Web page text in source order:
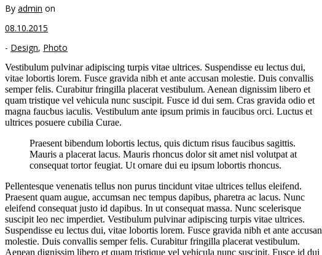
By admin on
08.10.2015
- Design, Photo
Vestibulum pulvinar adipiscing turpis vitae ultrices. Suspendisse eu lectus dui,
vitae lobortis lorem. Fusce gravida nibh et ante accusan molestie. Duis convallis
semper felis. Curabitur fringilla placerat vestibulum. Aenean dignissim libero et
quam tristique vel vehicula nunc suscipit. Fusce id dui sem. Cras gravida odio et
magna faucbus iaculis. Vestibulum ante ipsum primis in faucibus orci. Luctus et
ultrices posuere cubilia Curae.
Praesent bibendum lobortis lectus, quis dictum risus faucibus sagittis.
Mauris a placerat lacus. Mauris rhoncus dolor sit amet nisl volutpat at
consequat tortor feugiat. Ut ornare dui eu ipsum lobortis rhoncus.
Pellentesque venenatis tellus non purus tincidunt vitae ultrices tellus eleifend.
Praesent quam augue, accumsan nec tempus dapibus, pharetra ac lacus. Nunc
eleifend consequat justo id dapibus. In ut consequat massa. Nunc scelerisque
suscipit leo nec imperdiet. Vestibulum pulvinar adipiscing turpis vitae ultrices.
Suspendisse eu lectus dui, vitae lobortis lorem. Fusce gravida nibh et ante accusan
molestie. Duis convallis semper felis. Curabitur fringilla placerat vestibulum.
Aenean dignissim libero et quam tristique vel vehicula nunc suscipit. Fusce id dui